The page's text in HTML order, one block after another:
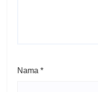
Nama *